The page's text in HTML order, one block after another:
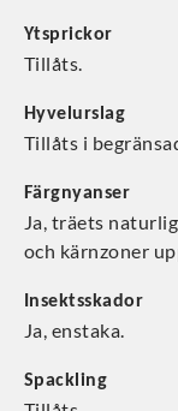
Ytsprickor
Tillåts.
Hyvelurslag
Tillåts i
Färgnyanser
Ja, träets
och kärnzoner
Insektsskador
Ja, enstaka.
Spackling